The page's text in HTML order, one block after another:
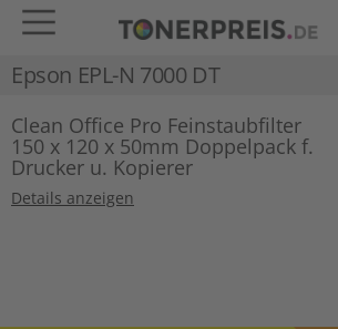
Epson EPL-N 7000 DT
Clean Office Pro Feinstaubfilter
150 x 120 x 50mm Doppelpack f.
Drucker u. Kopierer
Details anzeigen